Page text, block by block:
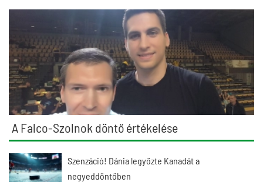
A Falco-Szolnok döntő értékelése
Szenzáció! Dánia legyőzte Kanadát a
negyeddöntőben